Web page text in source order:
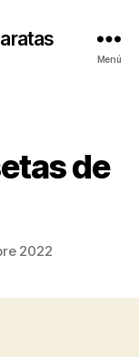
Menú
de
2022